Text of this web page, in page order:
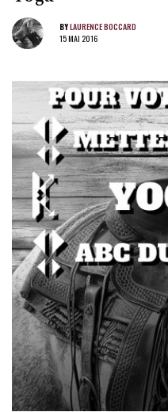
BYLAURENCE BOCCARD
15 MAI 2016